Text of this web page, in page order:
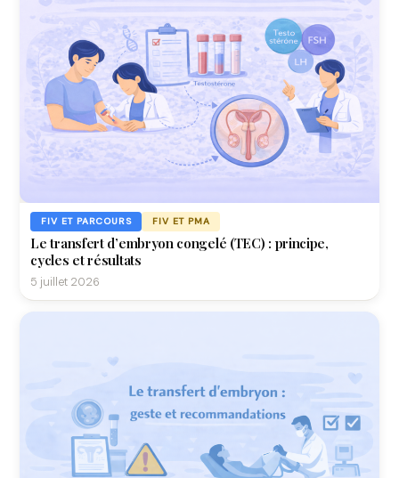
FIV ET PARCOURS FIV ET PMA
Le transfert d’embryon congelé (TEC) : principe,
cycles et résultats
5 juillet 2026